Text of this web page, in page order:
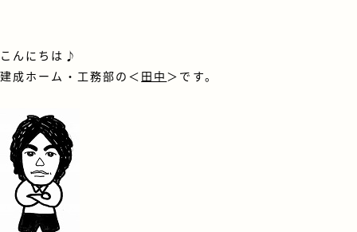
こんにちは♪
建成ホーム・工務部の＜ 田中 ＞です。